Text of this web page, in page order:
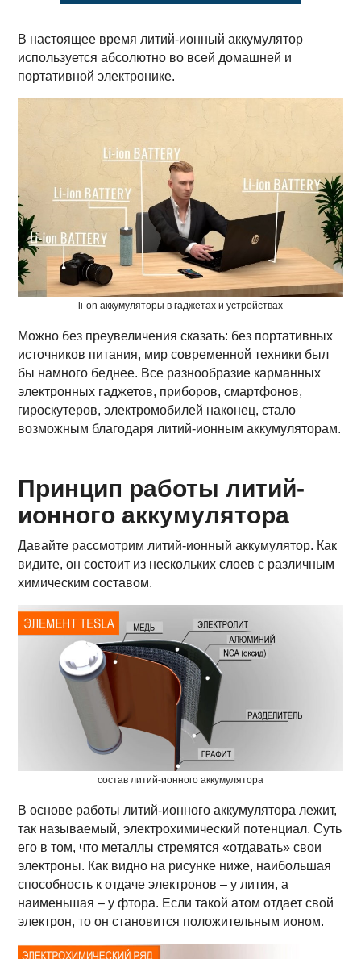
В настоящее время литий-ионный аккумулятор
используется абсолютно во всей домашней и
портативной электронике.
li-on аккумуляторы в гаджетах и устройствах
Можно без преувеличения сказать: без портативных
источников питания, мир современной техники был
бы намного беднее. Все разнообразие карманных
электронных гаджетов, приборов, смартфонов,
гироскутеров, электромобилей наконец, стало
возможным благодаря литий-ионным аккумуляторам.
Принцип работы литий-
ионного аккумулятора
Давайте рассмотрим литий-ионный аккумулятор. Как
видите, он состоит из нескольких слоев с различным
химическим составом.
состав литий-ионного аккумулятора
В основе работы литий-ионного аккумулятора лежит,
так называемый, электрохимический потенциал. Суть
его в том, что металлы стремятся «отдавать» свои
электроны. Как видно на рисунке ниже, наибольшая
способность к отдаче электронов – у лития, а
наименьшая – у фтора. Если такой атом отдает свой
электрон, то он становится положительным ионом.